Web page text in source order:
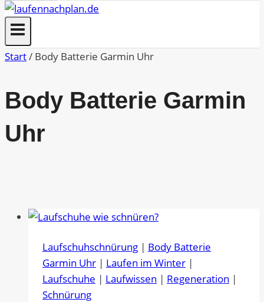
Start/ Body Batterie Garmin Uhr
Body Batterie Garmin
Uhr
Laufschuhschnürung | Body Batterie
Garmin Uhr | Laufen im Winter |
Laufschuhe | Laufwissen | Regeneration |
Schnürung